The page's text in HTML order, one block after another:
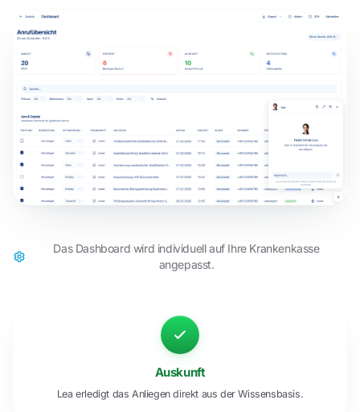
Das Dashboard wird individuell auf Ihre Krankenkasse
angepasst.
Auskunft
Lea erledigt das Anliegen direkt aus der Wissensbasis.